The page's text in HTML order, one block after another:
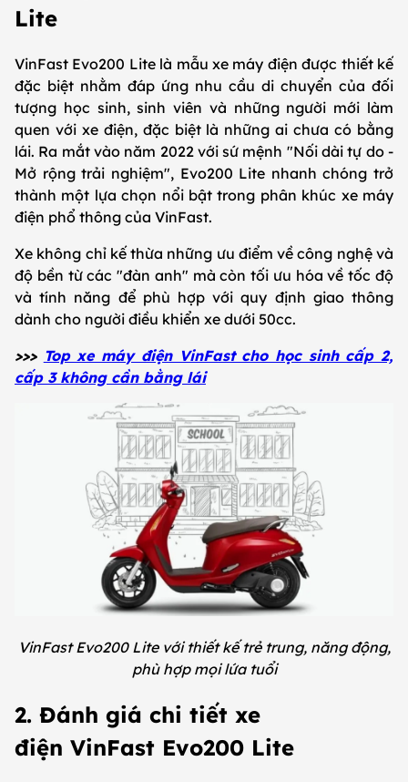
Lite
VinFast Evo200 Lite là mẫu xe máy điện được thiết kế
đặc biệt nhằm đáp ứng nhu cầu di chuyển của đối
tượng học sinh, sinh viên và những người mới làm
quen với xe điện, đặc biệt là những ai chưa có bằng
lái. Ra mắt vào năm 2022 với sứ mệnh "Nối dài tự do -
Mở rộng trải nghiệm", Evo200 Lite nhanh chóng trở
thành một lựa chọn nổi bật trong phân khúc xe máy
điện phổ thông của VinFast.
Xe không chỉ kế thừa những ưu điểm về công nghệ và
độ bền từ các "đàn anh" mà còn tối ưu hóa về tốc độ
và tính năng để phù hợp với quy định giao thông
dành cho người điều khiển xe dưới 50cc.
>>> Top xe máy điện VinFast cho học sinh cấp 2,
cấp 3 không cần bằng lái
VinFast Evo200 Lite với thiết kế trẻ trung, năng động,
phù hợp mọi lứa tuổi
2. Đánh giá chi tiết xe
điện VinFast Evo200 Lite